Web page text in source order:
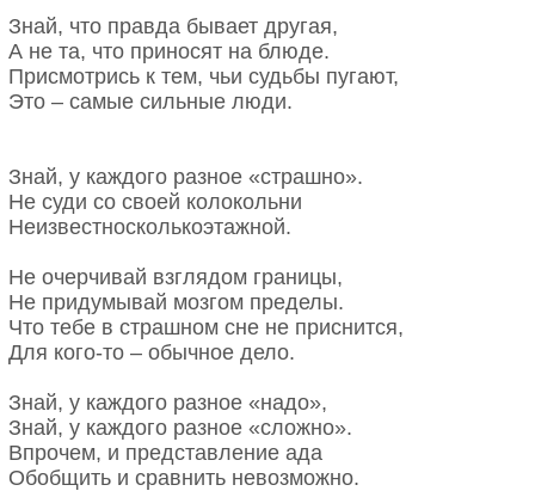
Знай, что правда бывает другая,
А не та, что приносят на блюде.
Присмотрись к тем, чьи судьбы пугают,
Это – самые сильные люди.
Знай, у каждого разное «страшно».
Не суди со своей колокольни
Неизвестносколькоэтажной.
Не очерчивай взглядом границы,
Не придумывай мозгом пределы.
Что тебе в страшном сне не приснится,
Для кого-то – обычное дело.
Знай, у каждого разное «надо»,
Знай, у каждого разное «сложно».
Впрочем, и представление ада
Обобщить и сравнить невозможно.